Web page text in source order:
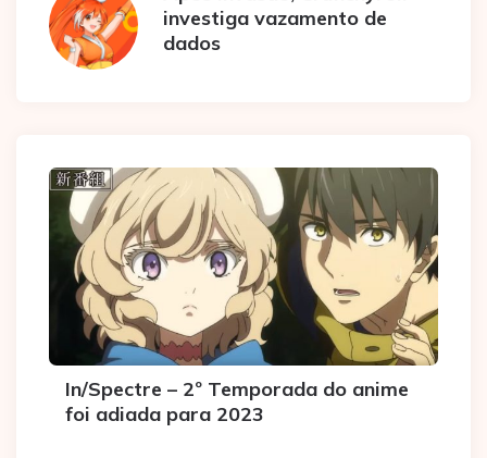
investiga vazamento de
dados
In/Spectre – 2º Temporada do anime
foi adiada para 2023